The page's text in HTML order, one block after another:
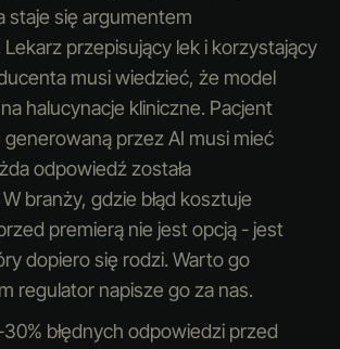
staje się argumentem
przepisujący lek i korzystający
musi wiedzieć, że model
halucynacje kliniczne. Pacjent
przez AI musi mieć
odpowiedź została
branży, gdzie błąd kosztuje
premierą nie jest opcją - jest
dopiero się rodzi. Warto go
regulator napisze go za nas.
błędnych odpowiedzi przed